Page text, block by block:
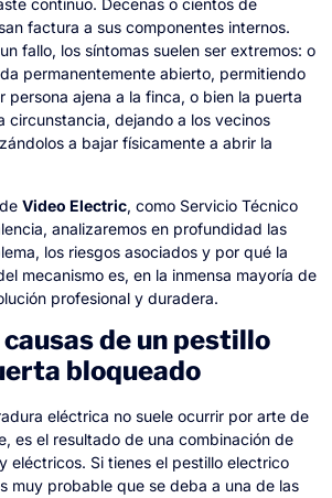
continuo. Decenas o cientos de
factura a sus componentes internos.
fallo, los síntomas suelen ser extremos: o
permanentemente abierto, permitiendo
persona ajena a la finca, o bien la puerta
circunstancia, dejando a los vecinos
a bajar físicamente a abrir la
Video Electric, como Servicio Técnico
analizaremos en profundidad las
los riesgos asociados y por qué la
mecanismo es, en la inmensa mayoría de
profesional y duradera.
de un pestillo
bloqueado
eléctrica no suele ocurrir por arte de
es el resultado de una combinación de
eléctricos. Si tienes el pestillo electrico
muy probable que se deba a una de las